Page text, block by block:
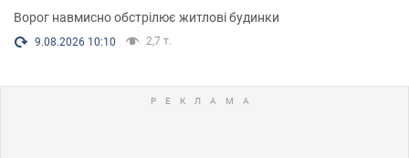
Ворог навмисно обстрілює житлові будинки
9.08.2026 10:10 2,7 т.